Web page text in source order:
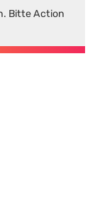
Bitte Action